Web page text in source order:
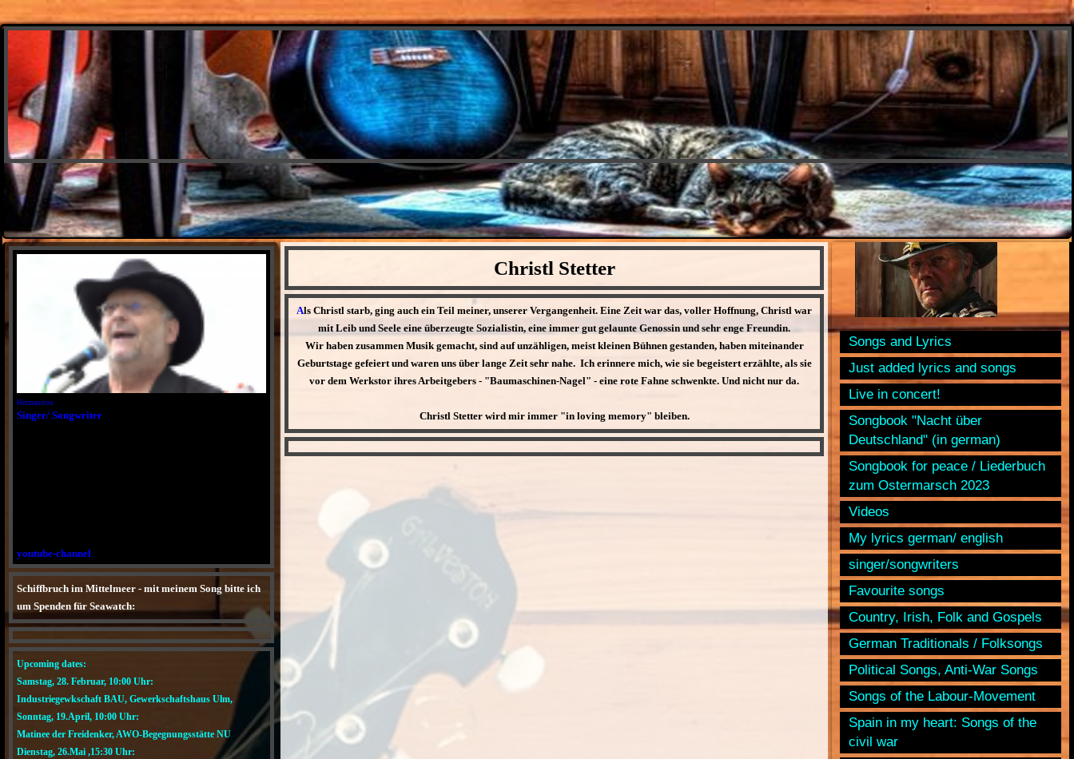
Hermanitou
Singer/ Songwriter
youtube-channel
Schiffbruch im Mittelmeer - mit meinem Song bitte ich
um Spenden für Seawatch:
YouTube
Upcoming dates:
Samstag, 28. Februar, 10:00 Uhr:
Industriegewkschaft BAU, Gewerkschaftshaus Ulm,
Sonntag, 19.April, 10:00 Uhr:
Matinee der Freidenker, AWO-Begegnungsstätte NU
Dienstag, 26.Mai ,15:30 Uhr:
Songs and Lyrics
Just added lyrics and songs
Live in concert!
Songbook "Nacht über
Deutschland" (in german)
Songbook for peace / Liederbuch
zum Ostermarsch 2023
Videos
My lyrics german/ english
singer/songwriters
Favourite songs
Country, Irish, Folk and Gospels
German Traditionals / Folksongs
Political Songs, Anti-War Songs
Songs of the Labour-Movement
Spain in my heart: Songs of the
civil war
Christl Stetter
Als Christl starb, ging auch ein Teil meiner, unserer Vergangenheit. Eine Zeit war das, voller Hoffnung, Christl war
mit Leib und Seele eine überzeugte Sozialistin, eine immer gut gelaunte Genossin und sehr enge Freundin.
Wir haben zusammen Musik gemacht, sind auf unzähligen, meist kleinen Bühnen gestanden, haben miteinander
Geburtstage gefeiert und waren uns über lange Zeit sehr nahe. Ich erinnere mich, wie sie begeistert erzählte, als sie
vor dem Werkstor ihres Arbeitgebers - "Baumaschinen-Nagel" - eine rote Fahne schwenkte. Und nicht nur da.
Christl Stetter wird mir immer "in loving memory" bleiben.